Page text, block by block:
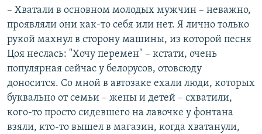
– Хватали в основном молодых мужчин – неважно,
проявляли они как-то себя или нет. Я лично только
рукой махнул в сторону машины, из которой песня
Цоя неслась: "Хочу перемен" – кстати, очень
популярная сейчас у белорусов, отовсюду
доносится. Со мной в автозаке ехали люди, которых
буквально от семьи – жены и детей – схватили,
кого-то просто сидевшего на лавочке у фонтана
взяли, кто-то вышел в магазин, когда хватанули,